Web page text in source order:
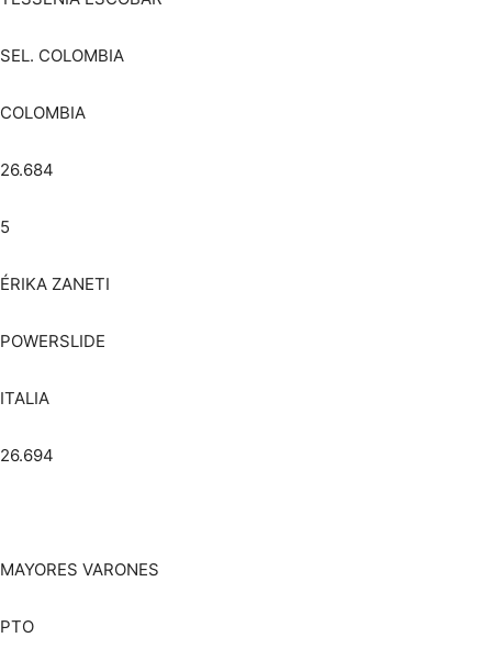
SEL. COLOMBIA
COLOMBIA
26.684
5
ÉRIKA ZANETI
POWERSLIDE
ITALIA
26.694
MAYORES VARONES
PTO